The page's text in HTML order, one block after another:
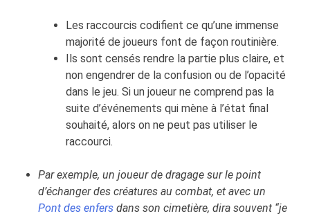
Les raccourcis codifient ce qu’une immense
majorité de joueurs font de façon routinière.
Ils sont censés rendre la partie plus claire, et
non engendrer de la confusion ou de l’opacité
dans le jeu. Si un joueur ne comprend pas la
suite d’événements qui mène à l’état final
souhaité, alors on ne peut pas utiliser le
raccourci.
Par exemple, un joueur de dragage sur le point
d’échanger des créatures au combat, et avec un
Pont des enfers dans son cimetière, dira souvent “je